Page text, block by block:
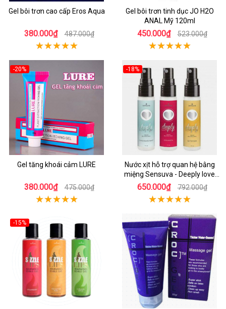
Gel bôi trơn cao cấp Eros Aqua
380.000₫ 487.000₫
Gel bôi trơn tinh dục JO H2O
ANAL Mỹ 120ml
450.000₫ 523.000₫
-20%
Gel tăng khoái cảm LURE
380.000₫ 475.000₫
-18%
Nước xịt hỗ trợ quan hệ bằng
miệng Sensuva - Deeply love
you
650.000₫ 792.000₫
-15%